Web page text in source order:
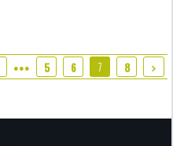
●●● 5 6 7 8